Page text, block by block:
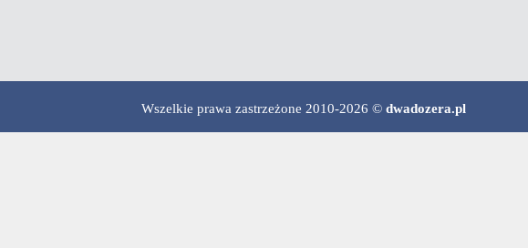
Wszelkie prawa zastrzeżone 2010-2026 © dwadozera.pl